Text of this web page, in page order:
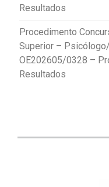
Resultados
Procedimento
Superior –
OE202605/0328 –
Resultados